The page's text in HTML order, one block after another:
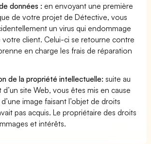
données : en envoyant une première
de votre projet de Détective, vous
un virus qui endommage
votre client. Celui-ci se retourne contre
en charge les frais de réparation
de la propriété intellectuelle: suite au
site Web, vous êtes mis en cause
image faisant l’objet de droits
pas acquis. Le propriétaire des droits
et intérêts.